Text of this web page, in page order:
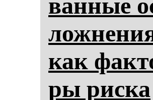
как
ры рис­ка